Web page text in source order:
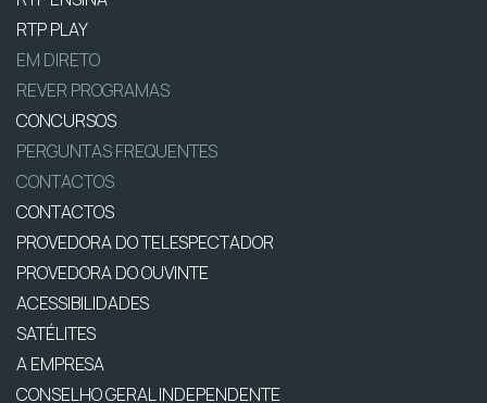
RTP PLAY
EM DIRETO
REVER PROGRAMAS
CONCURSOS
PERGUNTAS FREQUENTES
CONTACTOS
CONTACTOS
PROVEDORA DO TELESPECTADOR
PROVEDORA DO OUVINTE
ACESSIBILIDADES
SATÉLITES
A EMPRESA
CONSELHO GERAL INDEPENDENTE